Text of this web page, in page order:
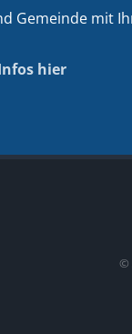
Gemeinde mit
hier
©